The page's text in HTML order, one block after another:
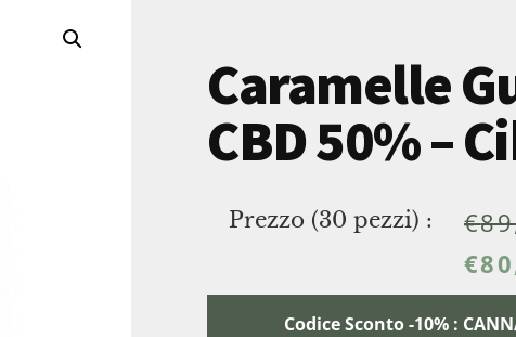
Caramelle
CBD 50% –
Prezzo (30 pezzi) : €
€
Codice Sconto -10% :